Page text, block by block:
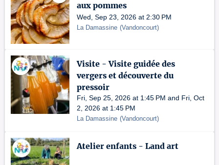
aux pommes
Wed, Sep 23, 2026 at 2:30 PM
La Damassine (Vandoncourt)
Visite - Visite guidée des
vergers et découverte du
pressoir
Fri, Sep 25, 2026 at 1:45 PM and Fri, Oct
2, 2026 at 1:45 PM
La Damassine (Vandoncourt)
Atelier enfants - Land art